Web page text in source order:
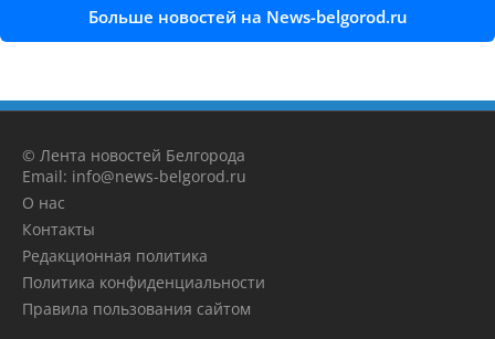
Больше новостей на News-belgorod.ru
© Лента новостей Белгорода
Email: info@news-belgorod.ru
О нас
Контакты
Редакционная политика
Политика конфиденциальности
Правила пользования сайтом